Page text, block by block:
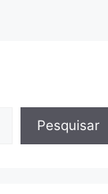
Pesquisar